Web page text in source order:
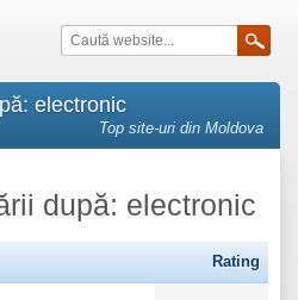
electronic
Top site-uri din Moldova
după: electronic
Rating